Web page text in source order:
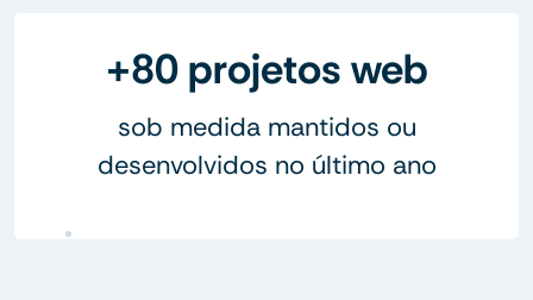
+80 projetos web
sob medida mantidos ou
desenvolvidos no último ano